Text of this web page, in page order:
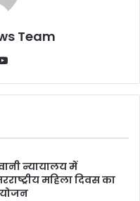
Team
न्यायालय में
महिला दिवस का